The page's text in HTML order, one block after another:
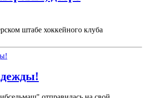
штабе хоккейного клуба